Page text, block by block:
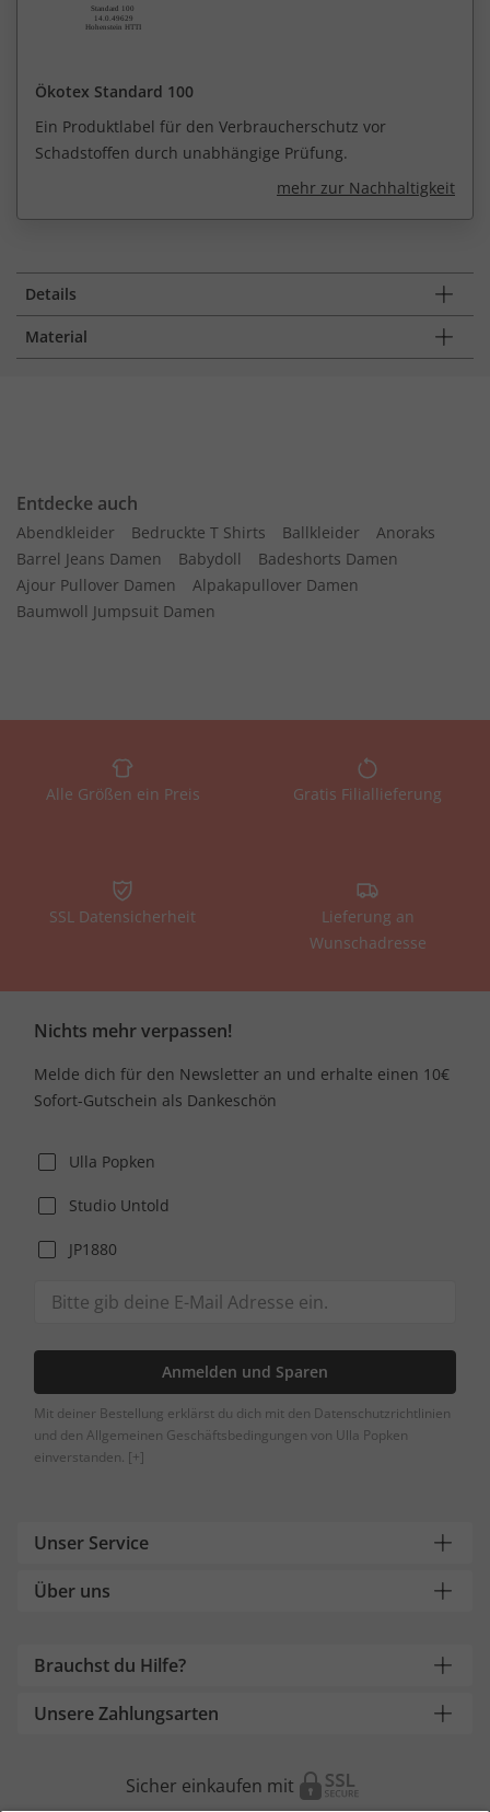
Ökotex Standard 100
Ein Produktlabel für den Verbraucherschutz vor
Schadstoffen durch unabhängige Prüfung.
mehr zur Nachhaltigkeit
Details
Material
Entdecke auch
Abendkleider Bedruckte T Shirts Ballkleider
Anoraks
Barrel Jeans Damen
Babydoll
Badeshorts Damen
Ajour Pullover Damen
Alpakapullover Damen
Baumwoll Jumpsuit Damen
Alle Größen ein Preis Gratis Filiallieferung
SSL Datensicherheit
Lieferung an
Wunschadresse
Nichts mehr verpassen!
Melde dich für den Newsletter an und erhalte einen 10€
Sofort-Gutschein als Dankeschön
Ulla Popken
Studio Untold
JP1880
Anmelden und Sparen
Mit deiner Bestellung erklärst du dich mit den Datenschutzrichtlinien
und den Allgemeinen Geschäftsbedingungen von Ulla Popken
einverstanden. [+]
Unser Service
Über uns
Brauchst du Hilfe?
Unsere Zahlungsarten
Sicher einkaufen mit